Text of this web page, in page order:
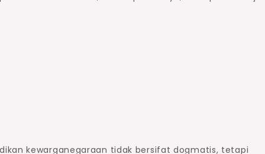
kewarganegaraan tidak bersifat dogmatis, tetapi